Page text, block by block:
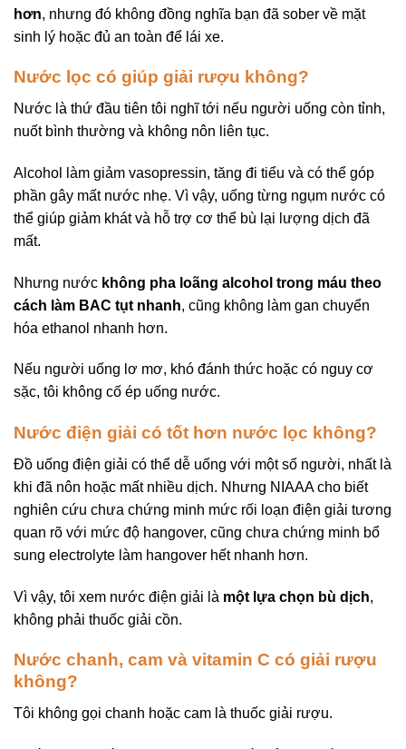
hơn, nhưng đó không đồng nghĩa bạn đã sober về mặt
sinh lý hoặc đủ an toàn để lái xe.
Nước lọc có giúp giải rượu không?
Nước là thứ đầu tiên tôi nghĩ tới nếu người uống còn tỉnh,
nuốt bình thường và không nôn liên tục.
Alcohol làm giảm vasopressin, tăng đi tiểu và có thể góp
phần gây mất nước nhẹ. Vì vậy, uống từng ngụm nước có
thể giúp giảm khát và hỗ trợ cơ thể bù lại lượng dịch đã
mất.
Nhưng nước không pha loãng alcohol trong máu theo
cách làm BAC tụt nhanh, cũng không làm gan chuyển
hóa ethanol nhanh hơn.
Nếu người uống lơ mơ, khó đánh thức hoặc có nguy cơ
sặc, tôi không cố ép uống nước.
Nước điện giải có tốt hơn nước lọc không?
Đồ uống điện giải có thể dễ uống với một số người, nhất là
khi đã nôn hoặc mất nhiều dịch. Nhưng NIAAA cho biết
nghiên cứu chưa chứng minh mức rối loạn điện giải tương
quan rõ với mức độ hangover, cũng chưa chứng minh bổ
sung electrolyte làm hangover hết nhanh hơn.
Vì vậy, tôi xem nước điện giải là một lựa chọn bù dịch,
không phải thuốc giải cồn.
Nước chanh, cam và vitamin C có giải rượu
không?
Tôi không gọi chanh hoặc cam là thuốc giải rượu.